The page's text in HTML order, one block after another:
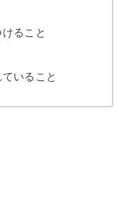
ること
いること